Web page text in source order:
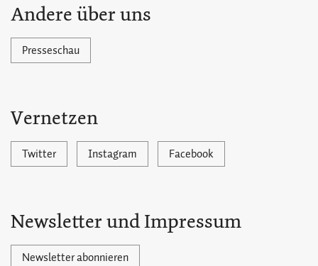
Andere über uns
Presseschau
Vernetzen
Twitter Instagram Facebook
Newsletter und Impressum
Newsletter abonnieren